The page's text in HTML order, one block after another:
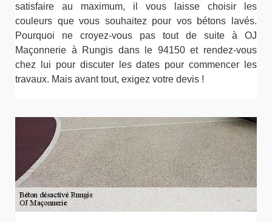
satisfaire au maximum, il vous laisse choisir les
couleurs que vous souhaitez pour vos bétons lavés.
Pourquoi ne croyez-vous pas tout de suite à OJ
Maçonnerie à Rungis dans le 94150 et rendez-vous
chez lui pour discuter les dates pour commencer les
travaux. Mais avant tout, exigez votre devis !